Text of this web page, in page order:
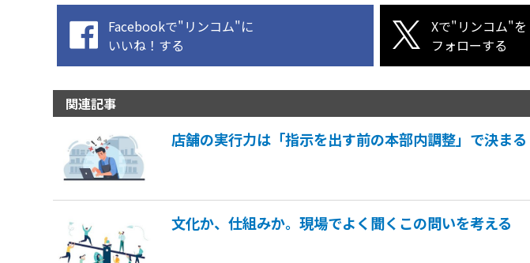
Facebookで"リンコム"に
いいね！する
Xで"リンコム"を
フォローする
関連記事
店舗の実行力は「指示を出す前の本部内調整」で決まる
文化か、仕組みか。現場でよく聞くこの問いを考える